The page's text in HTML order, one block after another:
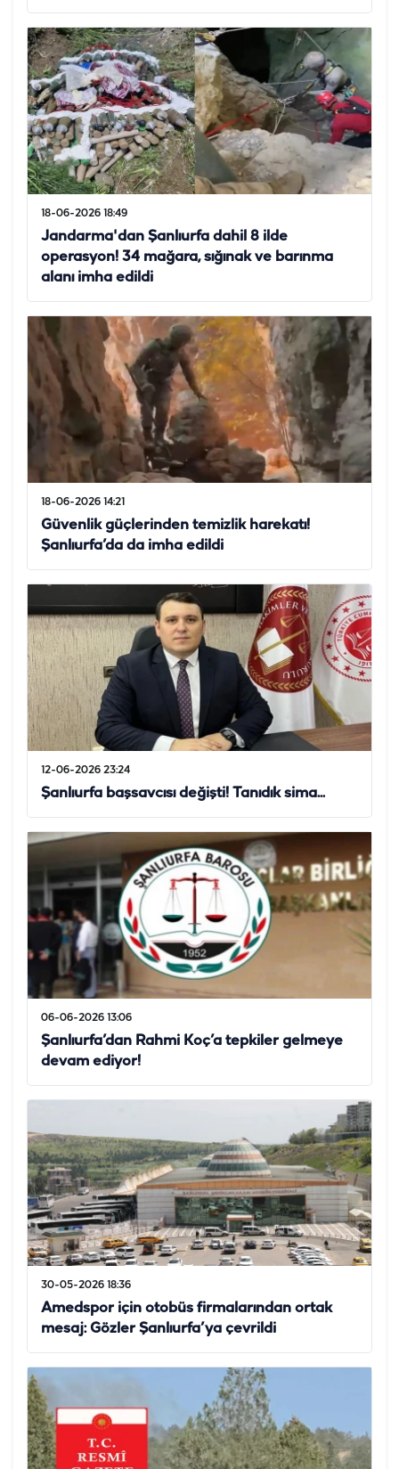
18-06-2026 18:49
Jandarma'dan Şanlıurfa dahil 8 ilde
operasyon! 34 mağara, sığınak ve barınma
alanı imha edildi
18-06-2026 14:21
Güvenlik güçlerinden temizlik harekatı!
Şanlıurfa’da da imha edildi
12-06-2026 23:24
Şanlıurfa başsavcısı değişti! Tanıdık sima...
06-06-2026 13:06
Şanlıurfa’dan Rahmi Koç’a tepkiler gelmeye
devam ediyor!
30-05-2026 18:36
Amedspor için otobüs firmalarından ortak
mesaj: Gözler Şanlıurfa’ya çevrildi